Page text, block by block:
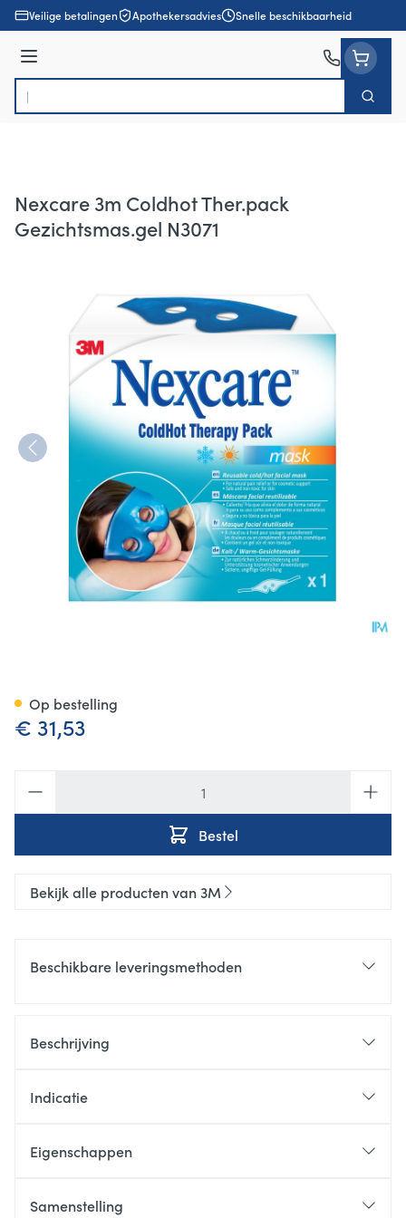
Ga naar de inhoud
Veilige betalingen Apothekersadvies Snelle beschikbaarheid
Menu
Product, merk, categorie...
Zoek
Nexcare 3m Coldhot Ther.pack
Gezichtsmas.gel N3071
€ 31,53
Bestel
Op bestelling
Bekijk alle producten van 3M
Beschikbare leveringsmethoden
Beschrijving
Indicatie
Eigenschappen
Samenstelling